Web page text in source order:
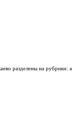
разделены на рубрики: